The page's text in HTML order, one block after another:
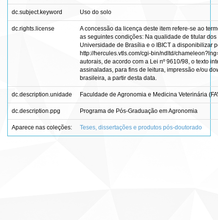
dc.subject.keyword Uso do solo
dc.rights.license
A concessão da licença deste item refere-se ao
as seguintes condições: Na qualidade de titular
Universidade de Brasília e o IBICT a disponibilizar
http://hercules.vtls.com/cgi-bin/ndltd/
autorais, de acordo com a Lei nº 9610/98, o texto
assinaladas, para fins de leitura, impressão e/ou
brasileira, a partir desta data.
dc.description.unidade Faculdade de Agronomia e Medicina Veterinária
dc.description.ppg Programa de Pós-Graduação em Agronomia
Aparece nas coleções: Teses, dissertações e produtos pós-doutorado